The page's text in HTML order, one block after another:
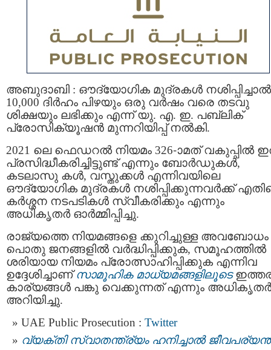
അബുദാബി : ഔദ്യോഗിക മുദ്രകൾ നശിപ്പിച്ചാൽ
10,000 ദിർഹം പിഴയും ഒരു വർഷം വരെ തടവു
ശിക്ഷയും ലഭിക്കും എന്ന് യു. എ. ഇ. പബ്ലിക്
പ്രോസിക്യൂഷൻ മുന്നറിയിപ്പ് നൽകി.
2021 ലെ ഫെഡറൽ നിയമം 326-ാമത് വകുപ്പിൽ
പ്രസിദ്ധീകരിച്ചിട്ടുണ്ട് എന്നും ബോര്‍ഡുകള്‍,
കടലാസു കള്‍, വസ്തുക്കൾ എന്നിവയിലെ
ഔദ്യോഗിക മുദ്രകള്‍ നശിപ്പിക്കുന്നവര്‍ക്ക്
കർശ്ശന നടപടികള്‍ സ്വീകരിക്കും എന്നും
അധികൃതർ ഓര്‍മ്മിപ്പിച്ചു.
രാജ്യത്തെ നിയമങ്ങളെ ക്കുറിച്ചുള്ള അവബോധം
പൊതു ജനങ്ങളില്‍ വർദ്ധിപ്പിക്കുക, സമൂഹത്തിൽ
ശരിയായ നിയമം പ്രോത്സാഹിപ്പിക്കുക എന്നിവ
ഉദ്ദേശിച്ചാണ്സാമൂഹിക മാധ്യമങ്ങളിലൂടെ
കാര്യങ്ങള്‍ പങ്കു വെക്കുന്നത് എന്നും അധികൃതര്‍
അറിയിച്ചു.
UAE Public Prosecution : Twitter
വ്യക്തി സ്വാതന്ത്ര്യം ഹനിച്ചാല്‍